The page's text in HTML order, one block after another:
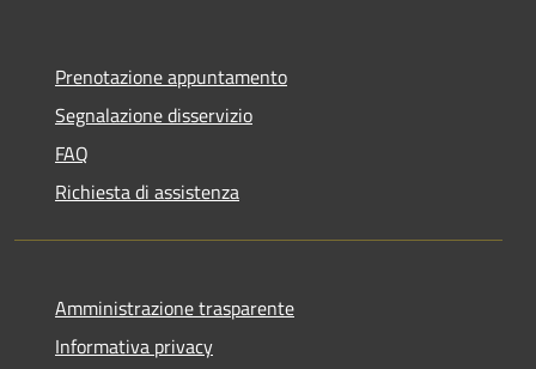
Prenotazione appuntamento
Segnalazione disservizio
FAQ
Richiesta di assistenza
Amministrazione trasparente
Informativa privacy